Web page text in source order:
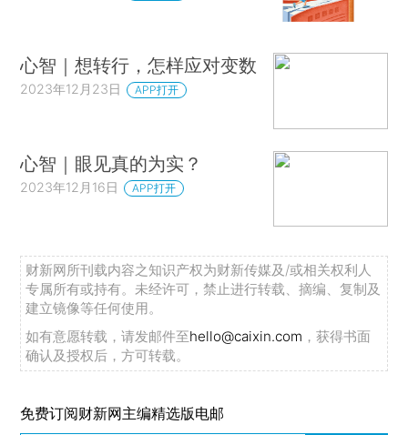
心智｜想转行，怎样应对变数
2023年12月23日 APP打开
心智｜眼见真的为实？
2023年12月16日 APP打开
财新网所刊载内容之知识产权为财新传媒及/或相关权利人
专属所有或持有。未经许可，禁止进行转载、摘编、复制及
建立镜像等任何使用。
如有意愿转载，请发邮件至hello@caixin.com ，获得书面
确认及授权后，方可转载。
免费订阅财新网主编精选版电邮